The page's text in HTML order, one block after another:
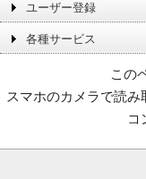
ユーザー登録
各種サービス
この
スマホのカメラで読
コ